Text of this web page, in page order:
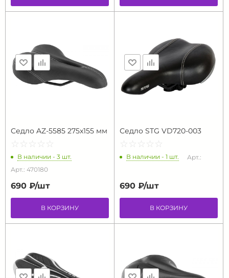
Седло AZ-5585 275x155 мм
☆ ☆ ☆ ☆ ☆
★ ★ ★ ★ ★
В наличии - 3 шт.
Арт.: 470180
690 ₽/шт
В КОРЗИНУ
Седло STG VD720-003
☆ ☆ ☆ ☆ ☆
★ ★ ★ ★ ★
В наличии - 1 шт. Арт.:
690 ₽/шт
В КОРЗИНУ